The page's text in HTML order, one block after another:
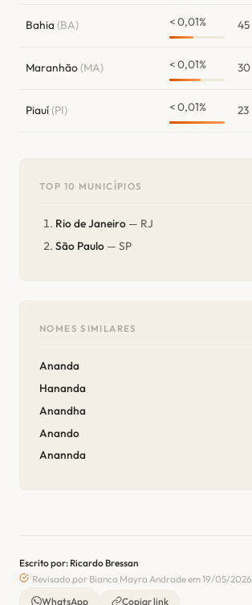
Bahia (BA) < 0,01% 45
Maranhão(MA) < 0,01% 30
Piauí(PI) < 0,01% 23
TOP 10 MUNICÍPIOS
Rio de Janeiro — RJ
São Paulo — SP
NOMES SIMILARES
Ananda
Hananda
Anandha
Anando
Anannda
Escrito por: Ricardo Bressan
Revisado por Bianca Mayra Andrade em 19/05/2026
WhatsApp
Copiar link